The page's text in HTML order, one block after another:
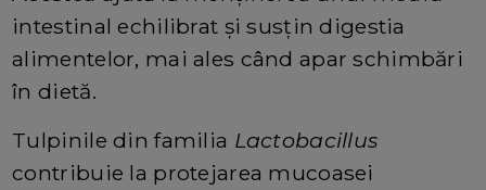
intestinal echilibrat și susțin digestia
alimentelor, mai ales când apar schimbări
în dietă.
Tulpinile din familia Lactobacillus
contribuie la protejarea mucoasei